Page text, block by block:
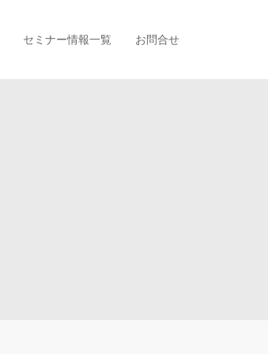
セミナー情報一覧 お問合せ